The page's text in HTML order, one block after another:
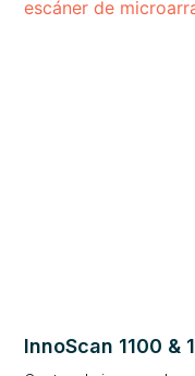
InnoScan 1100 &